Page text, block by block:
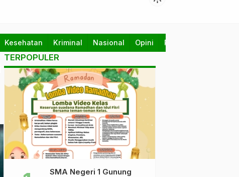
Kesehatan Kriminal Nasional Opini Pendidikan
TERPOPULER
SMA Negeri 1 Gunung